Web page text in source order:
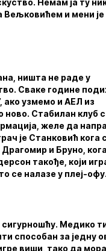
Немам ја ту
Вељковићем и мени је
ништа не раде у
Сваке године
ако узмемо и АЕЛ из
ново. Стабилан клуб
желе да
је Станковић кога
и Бруно, кога
такође, који
се налазе у плеј-офу.
Медико
способан за једну
виши, тако да